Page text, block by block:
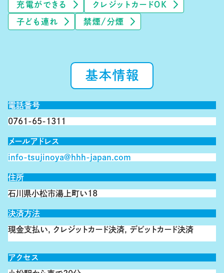
充電ができる クレジットカードOK
子ども連れ 禁煙/分煙
基本情報
電話番号
0761-65-1311
メールアドレス
info-tsujinoya@hhh-japan.com
住所
石川県小松市湯上町い18
決済方法
現金支払い, クレジットカード決済, デビットカード決済
アクセス